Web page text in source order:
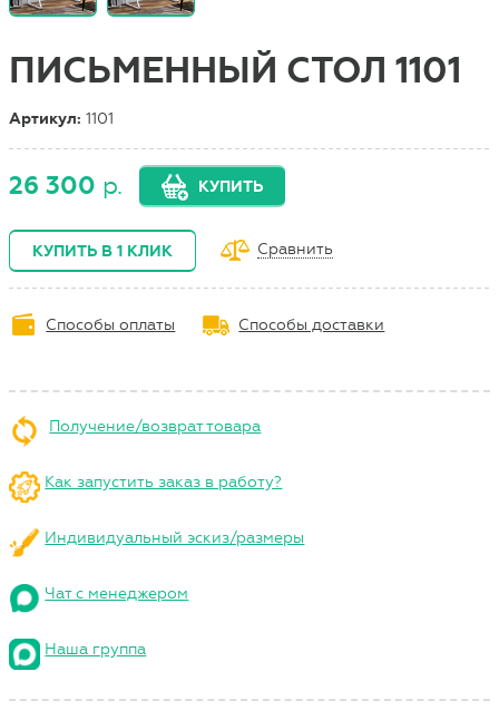
ПИСЬМЕННЫЙ СТОЛ 1101
Артикул:1101
26 300 р. КУПИТЬ
КУПИТЬ В 1 КЛИК Сравнить
Способы оплаты Способы доставки
Получение/возврат товара
Как запустить заказ в работу?
Индивидуальный эскиз/размеры
Чат с менеджером
Наша группа